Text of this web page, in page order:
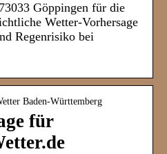
Göppingen für die
Wetter-Vorhersage
Regenrisiko bei
Baden-Württemberg
für